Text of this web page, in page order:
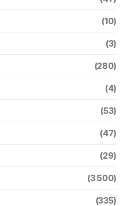
(10)
(3)
(280)
(4)
(53)
(47)
(29)
(3 500)
(335)